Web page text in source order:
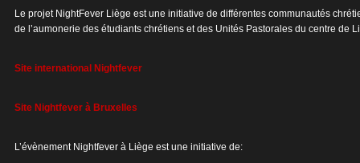
Le projet NightFever Liège est une initiative de différentes communautés
de l’aumonerie des étudiants chrétiens et des Unités Pastorales du centre de
Site international Nightfever
Site Nightfever à Bruxelles
L’évènement Nightfever à Liège est une initiative de: